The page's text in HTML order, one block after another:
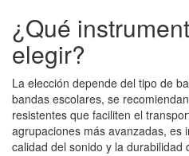
¿Qué
elegir?
La elección depende del tipo de
bandas escolares, se
resistentes que faciliten el
agrupaciones más avanzadas, es
calidad del sonido y la durabilidad